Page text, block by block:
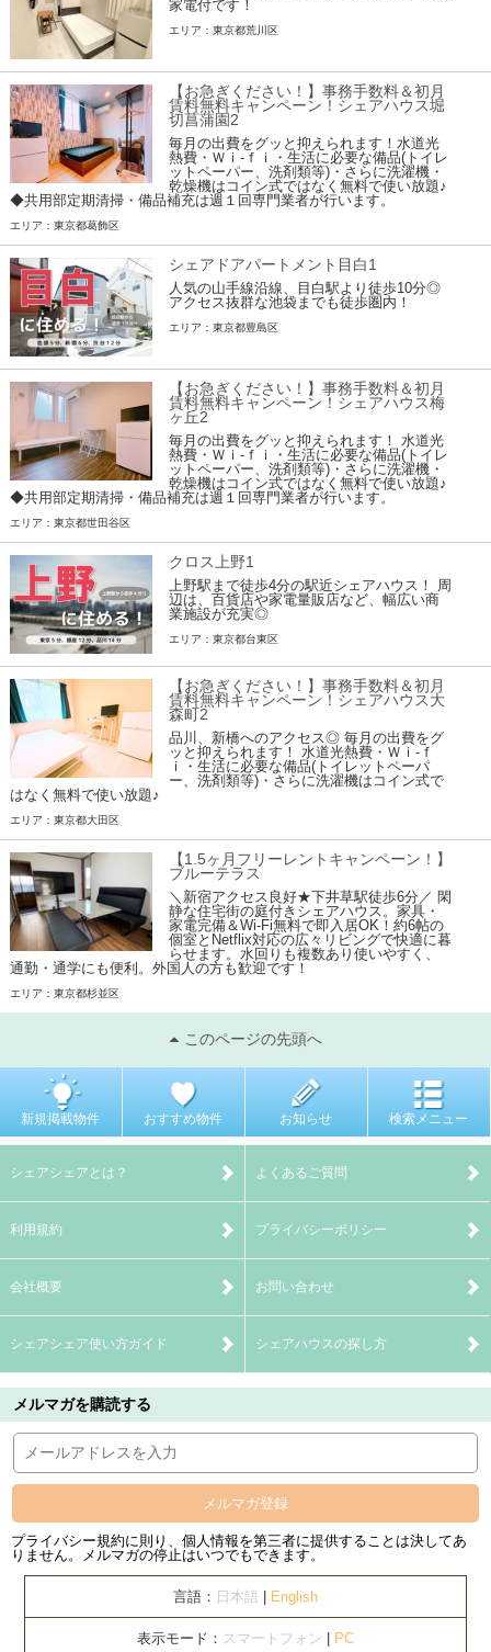
家電付です！
エリア：東京都荒川区
【お急ぎください！】事務手数料＆初月
賃料無料キャンペーン！シェアハウス堀
切菖蒲園2
毎月の出費をグッと抑えられます！水道光
熱費・Ｗｉ-ｆｉ・生活に必要な備品(トイレ
ットペーパー、洗剤類等)・さらに洗濯機・
乾燥機はコイン式ではなく無料で使い放題♪
◆共用部定期清掃・備品補充は週１回専門業者が行います。
エリア：東京都葛飾区
シェアドアパートメント目白1
人気の山手線沿線、目白駅より徒歩10分◎
アクセス抜群な池袋までも徒歩圏内！
エリア：東京都豊島区
【お急ぎください！】事務手数料＆初月
賃料無料キャンペーン！シェアハウス梅
ヶ丘2
毎月の出費をグッと抑えられます！ 水道光
熱費・Ｗｉ-ｆｉ・生活に必要な備品(トイレ
ットペーパー、洗剤類等)・さらに洗濯機・
乾燥機はコイン式ではなく無料で使い放題♪
◆共用部定期清掃・備品補充は週１回専門業者が行います。
エリア：東京都世田谷区
クロス上野1
上野駅まで徒歩4分の駅近シェアハウス！ 周
辺は、百貨店や家電量販店など、幅広い商
業施設が充実◎
エリア：東京都台東区
【お急ぎください！】事務手数料＆初月
賃料無料キャンペーン！シェアハウス大
森町2
品川、新橋へのアクセス◎ 毎月の出費をグ
ッと抑えられます！ 水道光熱費・Ｗｉ-ｆ
ｉ・生活に必要な備品(トイレットペーパ
ー、洗剤類等)・さらに洗濯機はコイン式で
はなく無料で使い放題♪
エリア：東京都大田区
【1.5ヶ月フリーレントキャンペーン！】
ブルーテラス
＼新宿アクセス良好★下井草駅徒歩6分／ 閑
静な住宅街の庭付きシェアハウス。家具・
家電完備＆Wi-Fi無料で即入居OK！約6帖の
個室とNetflix対応の広々リビングで快適に暮
らせます。水回りも複数あり使いやすく、
通勤・通学にも便利。外国人の方も歓迎です！
エリア：東京都杉並区
このページの先頭へ
新規掲載物件 おすすめ物件 お知らせ 検索メニュー
シェアシェアとは？ よくあるご質問
利用規約 プライバシーポリシー
会社概要 お問い合わせ
シェアシェア使い方ガイド シェアハウスの探し方
メルマガを購読する
メルマガ登録
プライバシー規約に則り、個人情報を第三者に提供することは決してあ
りません。メルマガの停止はいつでもできます。
言語： 日本語 | English
表示モード： スマートフォン | PC